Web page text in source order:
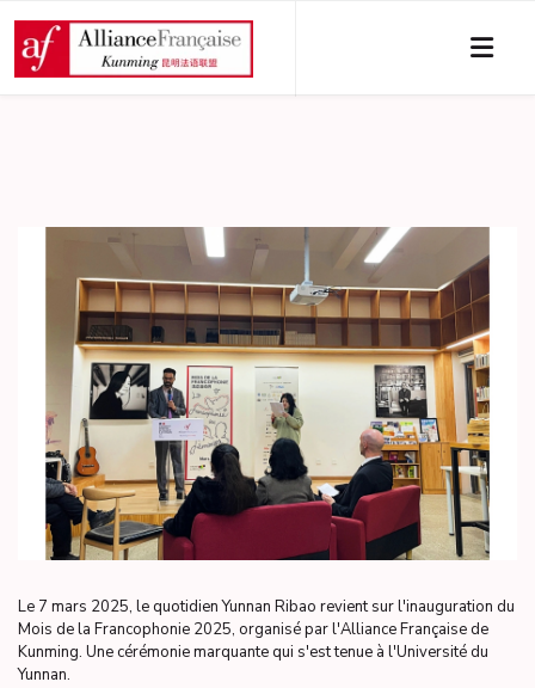
Le 7 mars 2025, le quotidien Yunnan Ribao revient sur l'inauguration du
Mois de la Francophonie 2025, organisé par l'Alliance Française de
Kunming. Une cérémonie marquante qui s'est tenue à l'Université du
Yunnan.